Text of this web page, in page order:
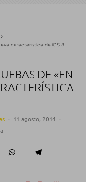
característica de iOS 8
DE «EN
· 11 agosto, 2014 ·